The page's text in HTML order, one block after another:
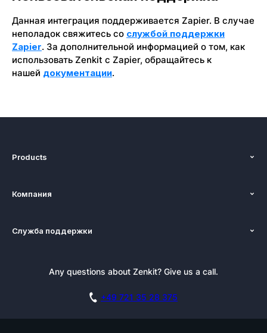
Данная интеграция поддерживается Zapier. В случае
неполадок свяжитесь со службой поддержки
Zapier. За дополнительной информацией о том, как
использовать Zenkit с Zapier, обращайтесь к
нашей документации.
Products
Ценообразование
Альтернативы
Документация
Заказать демонстрацию
Компания
Новости
Служба поддержки
РассылкаAny questions about Zenkit? Give us a call.
+49 721 35 28 375